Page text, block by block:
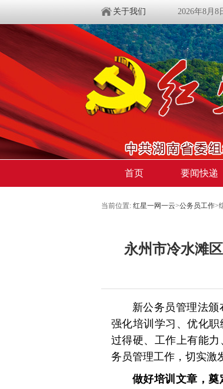
关于我们 2026年8月8
首页 要闻快递
当前位置: 红星一网一云>公务员工作>
永州市冷水滩
新公务员管理法
强化培训学习、优化
过得硬、工作上有能
务员管理工作，切实激
做好培训文章，奠